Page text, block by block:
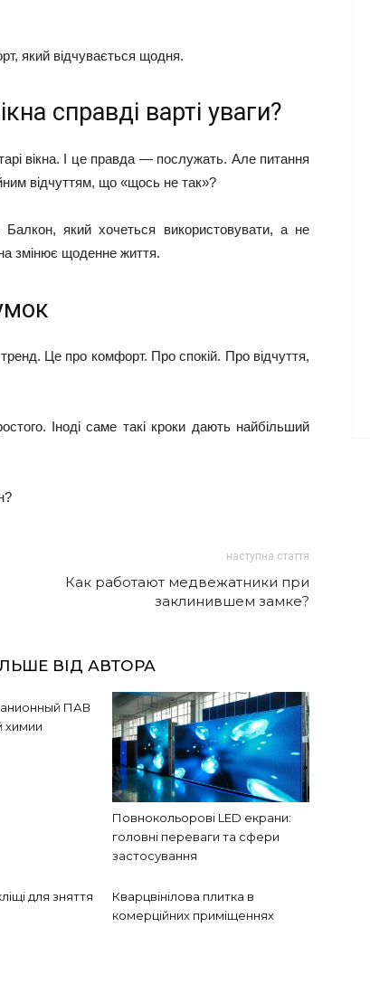
який відчувається щодня.
справді варті уваги?
вікна. І це правда — послужать. Але питання
відчуттям, що «щось не так»?
який хочеться використовувати, а не
змінює щоденне життя.
Це про комфорт. Про спокій. Про відчуття,
Іноді саме такі кроки дають найбільший
наступна стаття
Как работают медвежатники при
заклинившем замке?
ВІД АВТОРА
ПАВ
химии
Повнокольорові LED екрани:
головні переваги та сфери
застосування
для зняття
Кварцвінілова плитка в
комерційних приміщеннях